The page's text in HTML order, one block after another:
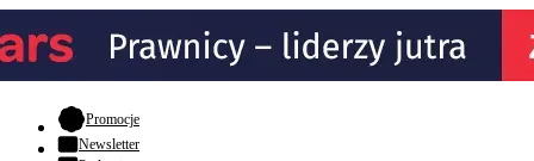
Promocje- otwiera się w nowej karcie
Newsletter